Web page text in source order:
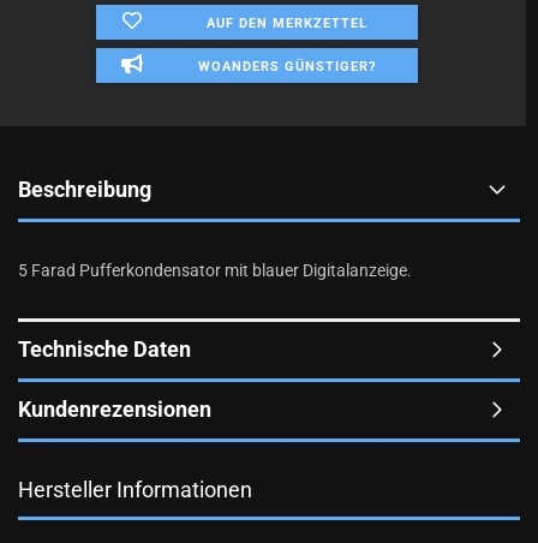
AUF DEN MERKZETTEL
WOANDERS GÜNSTIGER?
Beschreibung
5 Farad Pufferkondensator mit blauer Digitalanzeige.
Technische Daten
Kundenrezensionen
Hersteller Informationen